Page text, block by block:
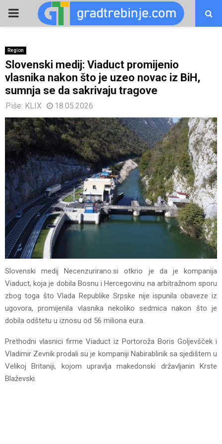
PRIMARY
Region
Slovenski medij: Viaduct promijenio
vlasnika nakon što je uzeo novac iz BiH,
sumnja se da sakrivaju tragove
Piše: KLIX 18.05.2026
Slovenski medij Necenzurirano.si otkrio je da je kompanija
Viaduct, koja je dobila Bosnu i Hercegovinu na arbitražnom sporu
zbog toga što Vlada Republike Srpske nije ispunila obaveze iz
ugovora, promijenila vlasnika nekoliko sedmica nakon što je
dobila odštetu u iznosu od 56 miliona eura.
Prethodni vlasnici firme Viaduct iz Portoroža Boris Goljevšček i
Vladimir Zevnik prodali su je kompaniji Nabirablinik sa sjedištem u
Velikoj Britaniji, kojom upravlja makedonski državljanin Krste
Blaževski.